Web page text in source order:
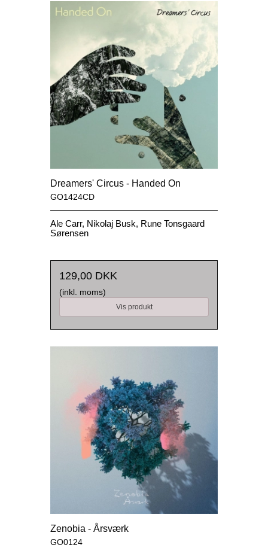
Dreamers' Circus - Handed On
GO1424CD
Ale Carr, Nikolaj Busk, Rune Tonsgaard
Sørensen
129,00 DKK
(inkl. moms)
Vis produkt
Zenobia - Årsværk
GO0124